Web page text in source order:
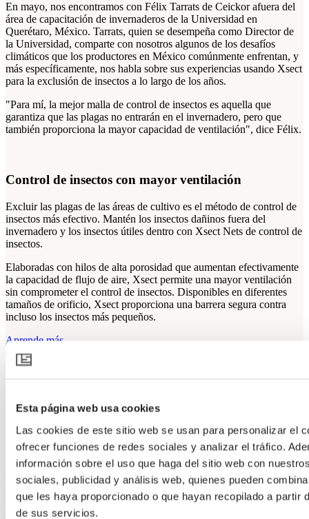
Esta página web usa cookies
Las cookies de este sitio web se usan para personalizar el
ofrecer funciones de redes sociales y analizar el tráfico.
información sobre el uso que haga del sitio web con
sociales, publicidad y análisis web, quienes pueden
que les haya proporcionado o que hayan recopilado a partir
de sus servicios.
En mayo, nos encontramos con Félix Tarrats de Ceickor afuera del
área de capacitación de invernaderos de la Universidad en
Querétaro, México. Tarrats, quien se desempeña como Director de
la Universidad, comparte con nosotros algunos de los desafíos
climáticos que los productores en México comúnmente enfrentan, y
más específicamente, nos habla sobre sus experiencias usando Xsect
para la exclusión de insectos a lo largo de los años.
"Para mí, la mejor malla de control de insectos es aquella que
garantiza que las plagas no entrarán en el invernadero, pero que
también proporciona la mayor capacidad de ventilación", dice Félix.
Control de insectos con mayor ventilación
Excluir las plagas de las áreas de cultivo es el método de control de
insectos más efectivo. Mantén los insectos dañinos fuera del
invernadero y los insectos útiles dentro con Xsect Nets de control de
insectos.
Elaboradas con hilos de alta porosidad que aumentan efectivamente
la capacidad de flujo de aire, Xsect permite una mayor ventilación
sin comprometer el control de insectos. Disponibles en diferentes
tamaños de orificio, Xsect proporciona una barrera segura contra
incluso los insectos más pequeños.
Aprende más
nuestros invernaderos para el control de insectos. Lo
que nos gusta de Econet es la capacidad de ventilación
maximizada, por lo cual los usamos en casi todos
nuestros invernaderos.
Director de la Universidad Ceickor